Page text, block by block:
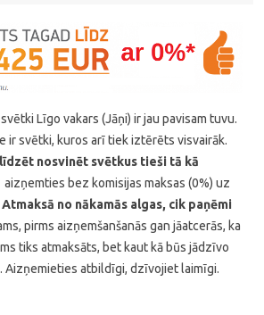
Līgo vakars (Jāņi) ir jau pavisam tuvu.
ir svētki, kuros arī tiek iztērēts visvairāk.
nosvinēt svētkus tieši tā kā
aizņemties bez komisijas maksas (0%) uz
Atmaksā no nākamās algas, cik paņēmi
pirms aizņemšanšanās gan jāatcerās, ka
tiks atmaksāts, bet kaut kā būs jādzīvo
Aizņemieties atbildīgi, dzīvojiet laimīgi.